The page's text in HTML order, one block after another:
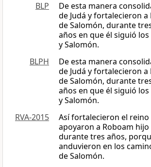
BLP
De esta manera
de Judá y fortalecieron a
de Salomón, durante
años en que él siguió
y Salomón.
BLPH
De esta manera
de Judá y fortalecieron a
de Salomón, durante
años en que él siguió
y Salomón.
RVA-2015
Así fortalecieron el reino
apoyaron a Roboam hijo
durante tres años,
anduvieron en los
de Salomón.